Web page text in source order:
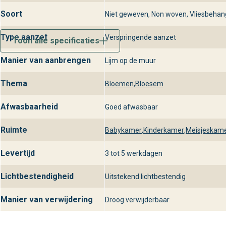
Soort Niet geweven, Non woven,
Type aanzet Verspringende aanzet
Manier van aanbrengen Lijm op de muur
Thema Bloemen,Bloesem
Afwasbaarheid Goed afwasbaar
Ruimte Babykamer,Kinderkamer,
Levertijd 3 tot 5 werkdagen
Lichtbestendigheid Uitstekend lichtbestendig
Manier van verwijdering Droog verwijderbaar
Toon alle specificaties